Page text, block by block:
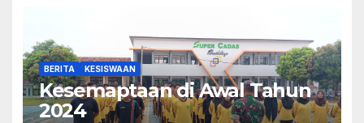
BERITA KESISWAAN
Kesemaptaan di Awal Tahun
2024